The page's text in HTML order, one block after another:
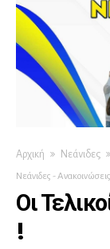
Αρχική Νεάνιδες
Νεάνιδες -
Οι
!